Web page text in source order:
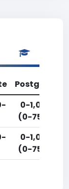
0-1,000 US$
(0-750
0-1,000 US$
(0-750